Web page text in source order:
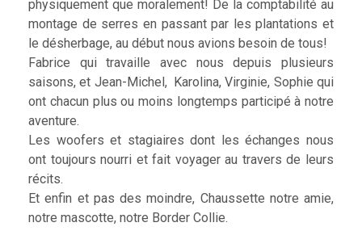
physiquement que moralement! De la comptabilité au
montage de serres en passant par les plantations et
le désherbage, au début nous avions besoin de tous!
Fabrice qui travaille avec nous depuis plusieurs
saisons, et Jean-Michel, Karolina, Virginie, Sophie qui
ont chacun plus ou moins longtemps participé à notre
aventure.
Les woofers et stagiaires dont les échanges nous
ont toujours nourri et fait voyager au travers de leurs
récits.
Et enfin et pas des moindre, Chaussette notre amie,
notre mascotte, notre Border Collie.